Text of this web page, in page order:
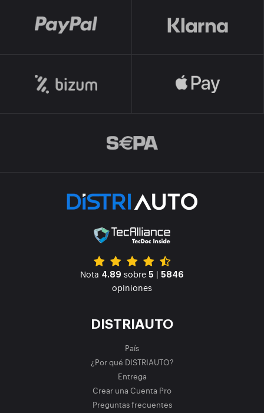
Nota 4.89 sobre 5 | 5846
opiniones
DISTRIAUTO
País
¿Por qué DISTRIAUTO?
Entrega
Crear una Cuenta Pro
Preguntas frecuentes